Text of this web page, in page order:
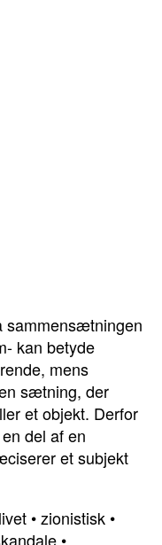
sammensætningen
kan betyde
mens
sætning, der
et objekt. Derfor
del af en
et subjekt
livet •zionistisk •
•